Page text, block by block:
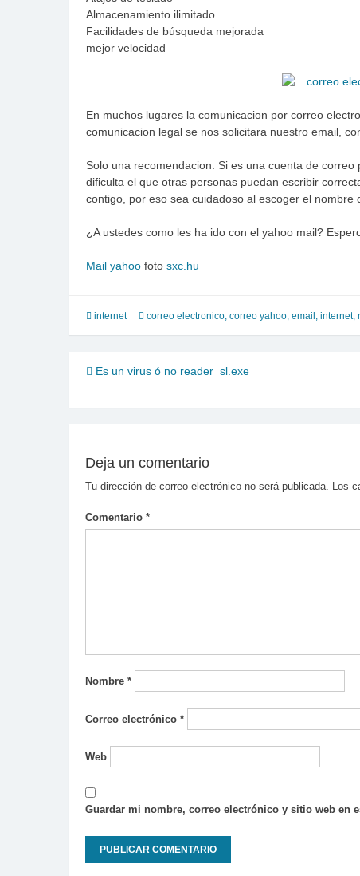
Almacenamiento ilimitado
Facilidades de búsqueda mejorada
mejor velocidad
En muchos lugares la comunicacion por correo
comunicacion legal se nos solicitara nuestro email,
Solo una recomendacion: Si es una cuenta de
dificulta el que otras personas puedan escribir
contigo, por eso sea cuidadoso al escoger el nombre
¿A ustedes como les ha ido con el yahoo mail?
Mail yahoo foto sxc.hu
internet correo electronico, correo yahoo, email , internet,
Navegación
de
Es un virus ó no reader_sl.exe
Deja un comentario
Tu dirección de correo electrónico no será publicada. Los
Comentario *
Nombre *
Correo electrónico *
Web
Guardar mi nombre, correo electrónico y sitio web en